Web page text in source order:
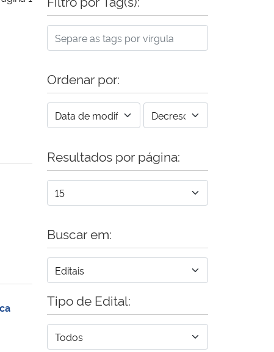
Ordenar por:
Resultados por página:
Buscar em:
Tipo de Edital: